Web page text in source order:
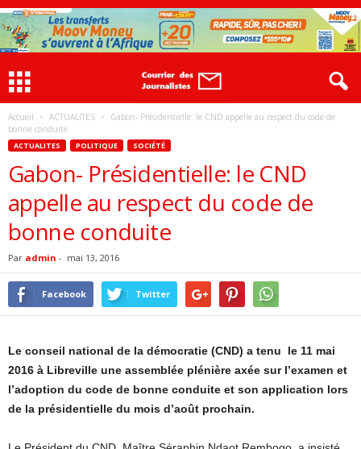
Accueil ACTUALITES
Gabon- Présidentielle: le CND appelle au respect du code de
bonne conduite
ACTUALITES POLITIQUE SOCIÉTÉ
Gabon- Présidentielle: le CND
appelle au respect du code de
bonne conduite
Par admin - mai 13, 2016
Facebook Twitter
Le conseil national de la démocratie (CND) a tenu le 11 mai
2016 à Libreville une assemblée plénière axée sur l’examen et
l’adoption du code de bonne conduite et son application lors
de la présidentielle du mois d’août prochain.